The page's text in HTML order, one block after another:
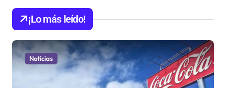
¡Lo más leído!
Noticias